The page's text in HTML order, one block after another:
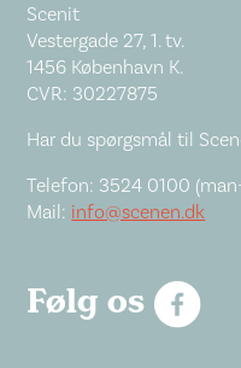
Scenit
Vestergade 27, 1. tv.
1456 København K.
CVR: 30227875
Har du spørgsmål til
Telefon: 3524 0100
Mail: info@scenen.dk
Følg os